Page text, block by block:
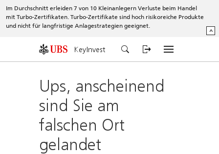
Im Durchschnitt erleiden 7 von 10 Kleinanlegern Verluste beim Handel
mit Turbo-Zertifikaten. Turbo-Zertifikate sind hoch risikoreiche Produkte
und nicht für langfristige Anlagestrategien geeignet.
^
KeyInvest
Ups, anscheinend
sind Sie am
falschen Ort
gelandet